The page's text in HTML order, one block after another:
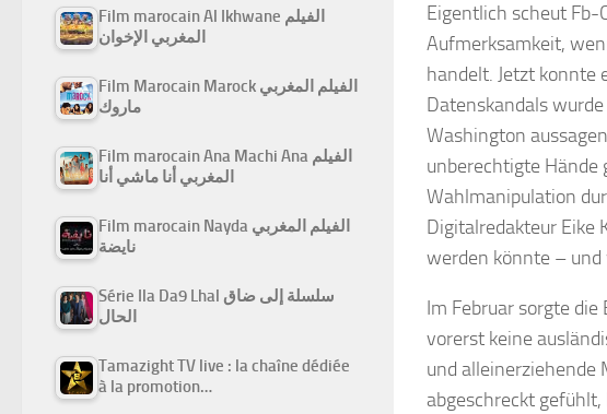
Eigentlich scheut
Aufmerksamkeit,
handelt. Jetzt konnte
Datenskandals
Washington
unberechtigte Hände
Wahlmanipulation
Digitalredakteur Eike
werden könnte – und
Im Februar sorgte
vorerst keine
und alleinerziehende
abgeschreckt gefühlt,
Film marocain Al Ikhwane الفيلم
المغربي الإخوان
Film Marocain Marock الفيلم المغربي
ماروك
Film marocain Ana Machi Ana الفيلم
المغربي أنا ماشي أنا
Film marocain Nayda الفيلم المغربي
نايضة
Série Ila Da9 Lhal سلسلة إلى ضاق
الحال
Tamazight TV live : la chaîne dédiée
à la promotion…